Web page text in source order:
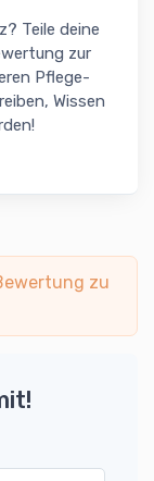
Teile deine
zur
Pflege-
Wissen
zu